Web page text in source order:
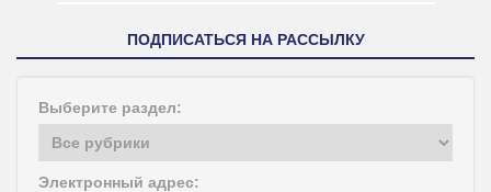
ПОДПИСАТЬСЯ НА РАССЫЛКУ
Выберите раздел:
Электронный адрес: